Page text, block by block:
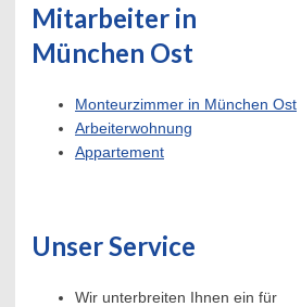
Mitarbeiter in
München Ost
Monteurzimmer in München Ost
Arbeiterwohnung
Appartement
Unser Service
Wir unterbreiten Ihnen ein für